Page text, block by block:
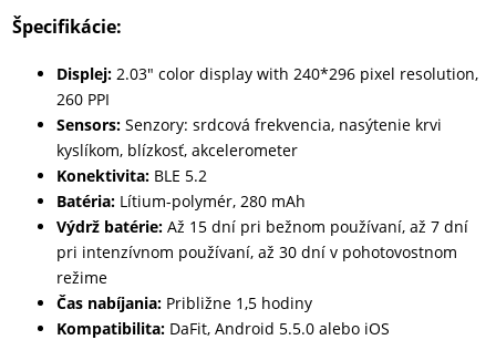
Špecifikácie:
Displej: 2.03" color display with 240*296 pixel resolution,
260 PPI
Sensors: Senzory: srdcová frekvencia, nasýtenie krvi
kyslíkom, blízkosť, akcelerometer
Konektivita: BLE 5.2
Batéria: Lítium-polymér, 280 mAh
Výdrž batérie: Až 15 dní pri bežnom používaní, až 7 dní
pri intenzívnom používaní, až 30 dní v pohotovostnom
režime
Čas nabíjania: Približne 1,5 hodiny
Kompatibilita: DaFit, Android 5.5.0 alebo iOS